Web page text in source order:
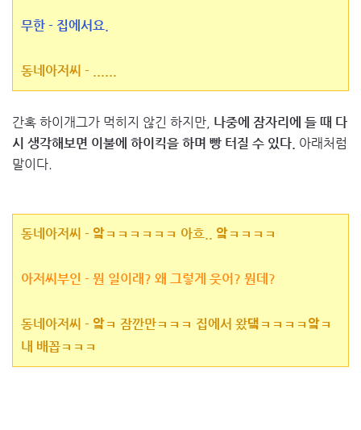
무한 - 집에서요.
동네아저씨 - ......
간혹 하이개그가 먹히지 않긴 하지만, 나중에 잠자리에 들 때 다
시 생각해보면 이불에 하이킥을 하며 빵 터질 수 있다. 아래처럼
말이다.
동네아저씨 - 앜ㅋㅋㅋㅋㅋㅋ 아흐.. 앜ㅋㅋㅋㅋ
아저씨부인 - 뭔 일이래? 왜 그렇게 웃어? 뭔데?
동네아저씨 - 앜ㅋ 잠깐만ㅋㅋㅋ 집에서 왔댘ㅋㅋㅋㅋ앜ㅋ
내 배꼽ㅋㅋㅋ